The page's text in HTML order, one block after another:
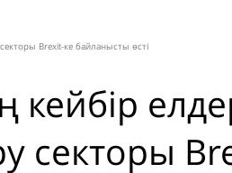
Brexit-ке байланысты өсті
секторы